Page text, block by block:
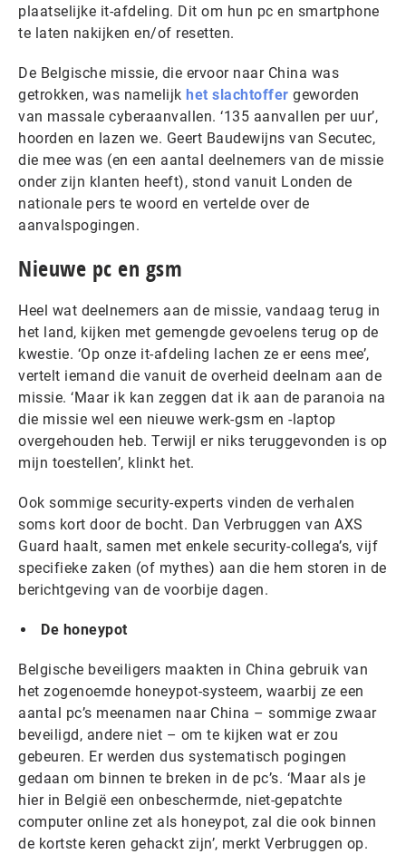
plaatselijke it-afdeling. Dit om hun pc en smartphone
te laten nakijken en/of resetten.
De Belgische missie, die ervoor naar China was
getrokken, was namelijk het slachtoffer geworden
van massale cyberaanvallen. ‘135 aanvallen per uur’,
hoorden en lazen we. Geert Baudewijns van Secutec,
die mee was (en een aantal deelnemers van de missie
onder zijn klanten heeft), stond vanuit Londen de
nationale pers te woord en vertelde over de
aanvalspogingen.
Nieuwe pc en gsm
Heel wat deelnemers aan de missie, vandaag terug in
het land, kijken met gemengde gevoelens terug op de
kwestie. ‘Op onze it-afdeling lachen ze er eens mee’,
vertelt iemand die vanuit de overheid deelnam aan de
missie. ‘Maar ik kan zeggen dat ik aan de paranoia na
die missie wel een nieuwe werk-gsm en -laptop
overgehouden heb. Terwijl er niks teruggevonden is op
mijn toestellen’, klinkt het.
Ook sommige security-experts vinden de verhalen
soms kort door de bocht. Dan Verbruggen van AXS
Guard haalt, samen met enkele security-collega’s, vijf
specifieke zaken (of mythes) aan die hem storen in de
berichtgeving van de voorbije dagen.
De honeypot
Belgische beveiligers maakten in China gebruik van
het zogenoemde honeypot-systeem, waarbij ze een
aantal pc’s meenamen naar China – sommige zwaar
beveiligd, andere niet – om te kijken wat er zou
gebeuren. Er werden dus systematisch pogingen
gedaan om binnen te breken in de pc’s. ‘Maar als je
hier in België een onbeschermde, niet-gepatchte
computer online zet als honeypot, zal die ook binnen
de kortste keren gehackt zijn’, merkt Verbruggen op.